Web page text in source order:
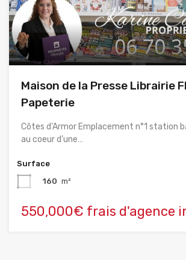
Maison de la Presse Librairie
Papeterie
Côtes d’Armor Emplacement n°1 station
au coeur d’une…
Surface
160 m²
550,000€ frais d'agence